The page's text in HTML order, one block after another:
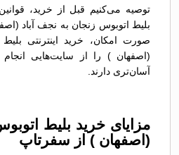
توصیه می‌کنیم قبل از خرید،
بلیط اتوبوس
(اصفهان ) را از سایت‌هایی
آسان‌تری دارند.
(اصفهان ) از سفرتاپ